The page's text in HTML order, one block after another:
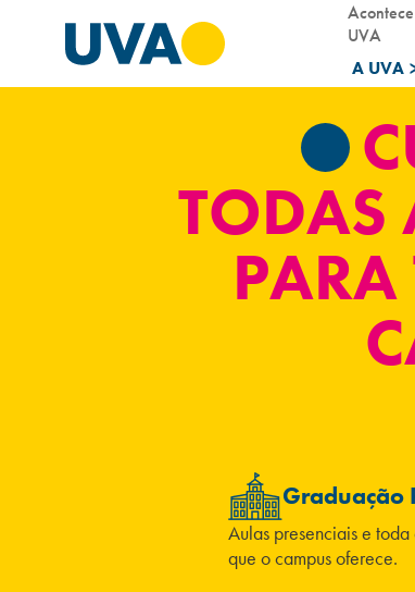
A UVA
UVA
TODAS
Graduação
Aulas presenciais e toda
que o campus oferece.